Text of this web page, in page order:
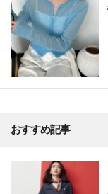
おすすめ記事